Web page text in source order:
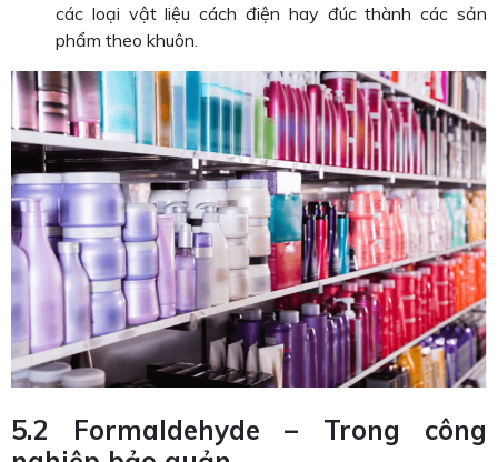
các loại vật liệu cách điện hay đúc thành các sản
phẩm theo khuôn.
5.2 Formaldehyde – Trong công